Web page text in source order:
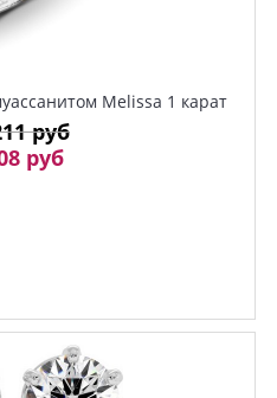
Melissa 1 карат
руб
руб